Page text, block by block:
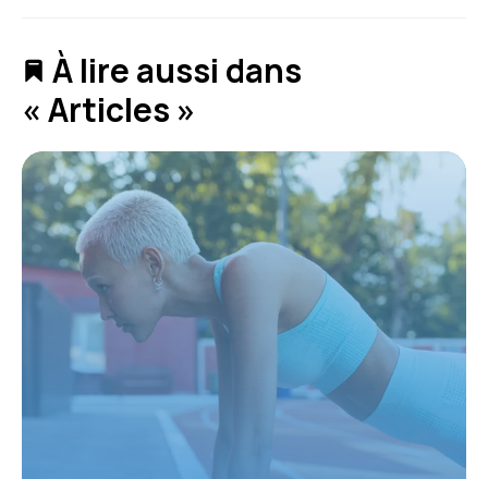
À lire aussi dans
« Articles »